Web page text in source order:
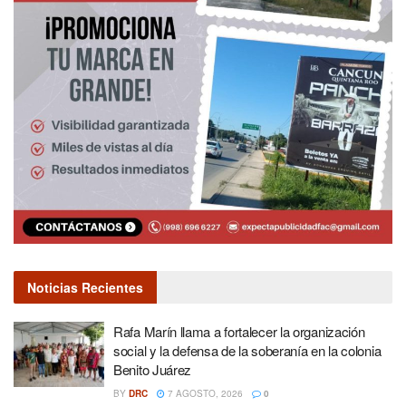
Noticias Recientes
Rafa Marín llama a fortalecer la organización
social y la defensa de la soberanía en la colonia
Benito Juárez
BY DRC 7 AGOSTO, 2026 0